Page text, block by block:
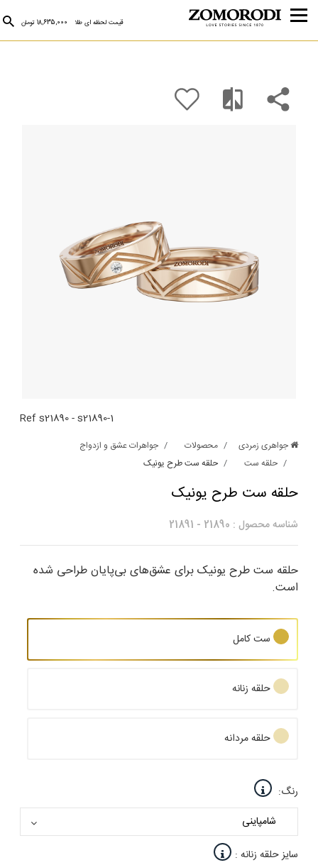
قیمت لحظه ای طلا 18,635,000 تومان
Refs21890-s21890-1
جواهری زمردی محصولات
جواهرات عشق و ازدواج
حلقه ست
حلقه ست طرح یونیک
حلقه ست طرح یونیک
شناسه محصول : 21890
-
21891
حلقه ست طرح یونیک برای عشق‌های بی‌پایان طراحی شده‌
است.
ست کامل
حلقه زنانه
حلقه مردانه
رنگ:
سایز حلقه زنانه :